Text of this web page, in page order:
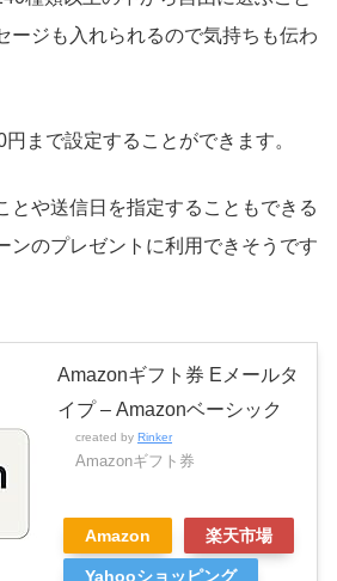
ージも入れられるので気持ちも伝わ
まで設定することができます。
とや送信日を指定することもできる
ンのプレゼントに利用できそうです
Amazonギフト券 Eメールタ
イプ – Amazonベーシック
created by Rinker
Amazonギフト券
Amazon 楽天市場
Yahooショッピング